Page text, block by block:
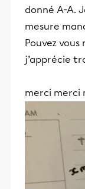
donné A-A.
mesure
Pouvez
j’apprécie
merci merci